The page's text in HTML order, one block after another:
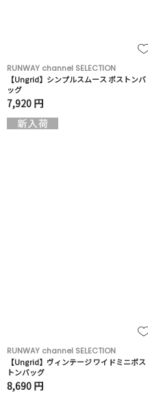
RUNWAY channel SELECTION
【Ungrid】シンプルスムース ボストンバ
ッグ
7,920 円
RUNWAY channel SELECTION
【Ungrid】ヴィンテージ ワイドミニボス
トンバッグ
8,690 円